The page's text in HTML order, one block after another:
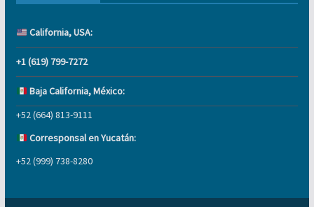
California, USA:
+1 (619) 799-7272
Baja California, México:
+52 (664) 813-9111
Corresponsal en Yucatán:
+52 (999) 738-8280